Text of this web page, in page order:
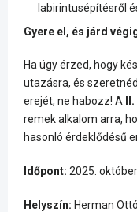
labirintusépítésről
Gyere el, és járd
Ha úgy érzed, hogy
utazásra, és
erejét, ne habozz! A
remek alkalom arra,
hasonló érdeklődésű
Időpont: 2025.
Helyszín: Herman